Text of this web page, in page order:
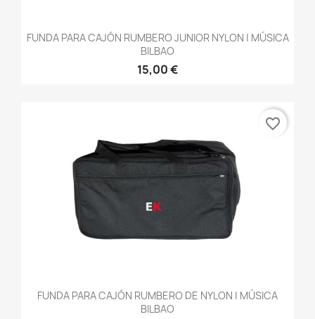
FUNDA PARA CAJÓN RUMBERO JUNIOR NYLON | MÚSICA
BILBAO
15,00 €
FUNDA PARA CAJÓN RUMBERO DE NYLON | MÚSICA
BILBAO
favorite_border